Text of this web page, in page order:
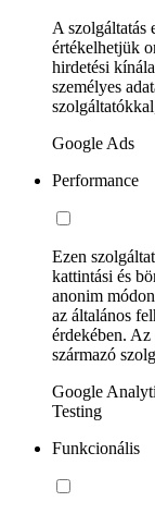
A szolgáltatás
értékelhetjük
hirdetési
személyes
Google Ads
Performance
Ezen
kattintási és
anonim
az általános
érdekében.
származó
Google
Testing
Funkcionális